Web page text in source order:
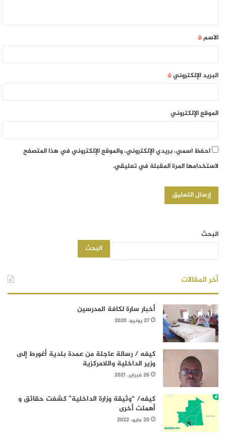
الاسم*
البريد الإلكتروني*
الموقع الإلكتروني
احفظ اسمي، بريدي الإلكتروني، والموقع الإلكتروني في هذا المتصفح
لاستخدامها المرة المقبلة في تعليقي.
البحث
البحث
أخر المقالات
أخبار سارة لكافة المدرسين
27 يونيو، 2020
كيفه / رسالة عاجلة من عمدة بلدية أغورط إلى
وزير الداخلية واللامركزية
26 فبراير، 2021
كيفه/ “وثيقة وزارة الداخلية” كشفت حقائق و
أهملت أخرى
20 مايو، 2022